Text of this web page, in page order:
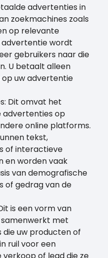
advertenties in
zoekmachines zoals
op relevante
advertentie wordt
gebruikers naar die
U betaalt alleen
uw advertentie
Dit omvat het
advertenties op
online platforms.
tekst,
of interactieve
en worden vaak
van demografische
of gedrag van de
is een vorm van
met
uw producten of
ruil voor een